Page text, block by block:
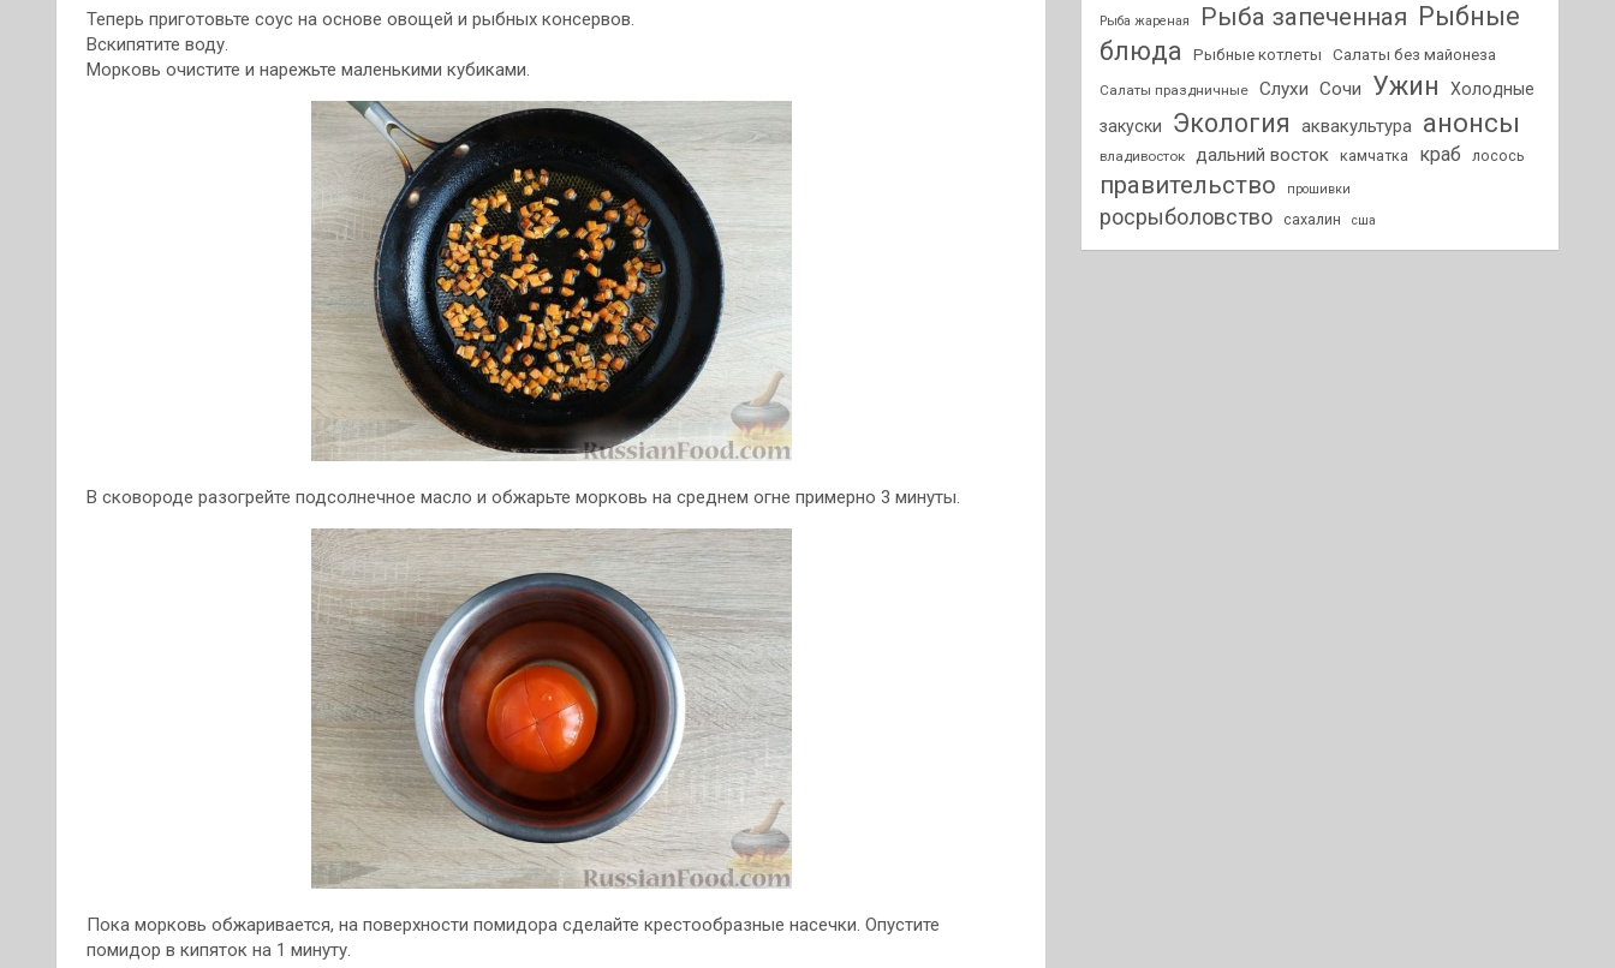
Теперь приготовьте соус на основе овощей и рыбных консервов.
Вскипятите воду.
Морковь очистите и нарежьте маленькими кубиками.
В сковороде разогрейте подсолнечное масло и обжарьте морковь на среднем огне примерно 3 минуты.
Пока морковь обжаривается, на поверхности помидора сделайте крестообразные насечки. Опустите
помидор в кипяток на 1 минуту.
Рыба жареная Рыба запеченная Рыбные
блюда
Рыбные котлеты Салаты без майонеза
Салаты праздничные Слухи Сочи Ужин
Холодные
закуски
Экология аквакультура анонсы
владивосток дальний восток камчатка краб лосось
правительство прошивки
росрыболовство сахалин сша